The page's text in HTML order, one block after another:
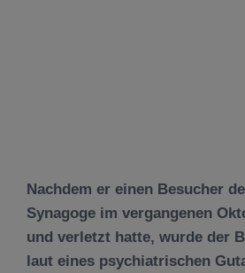
Nachdem er einen Besucher
Synagoge im vergangenen
und verletzt hatte, wurde der
laut eines psychiatrischen